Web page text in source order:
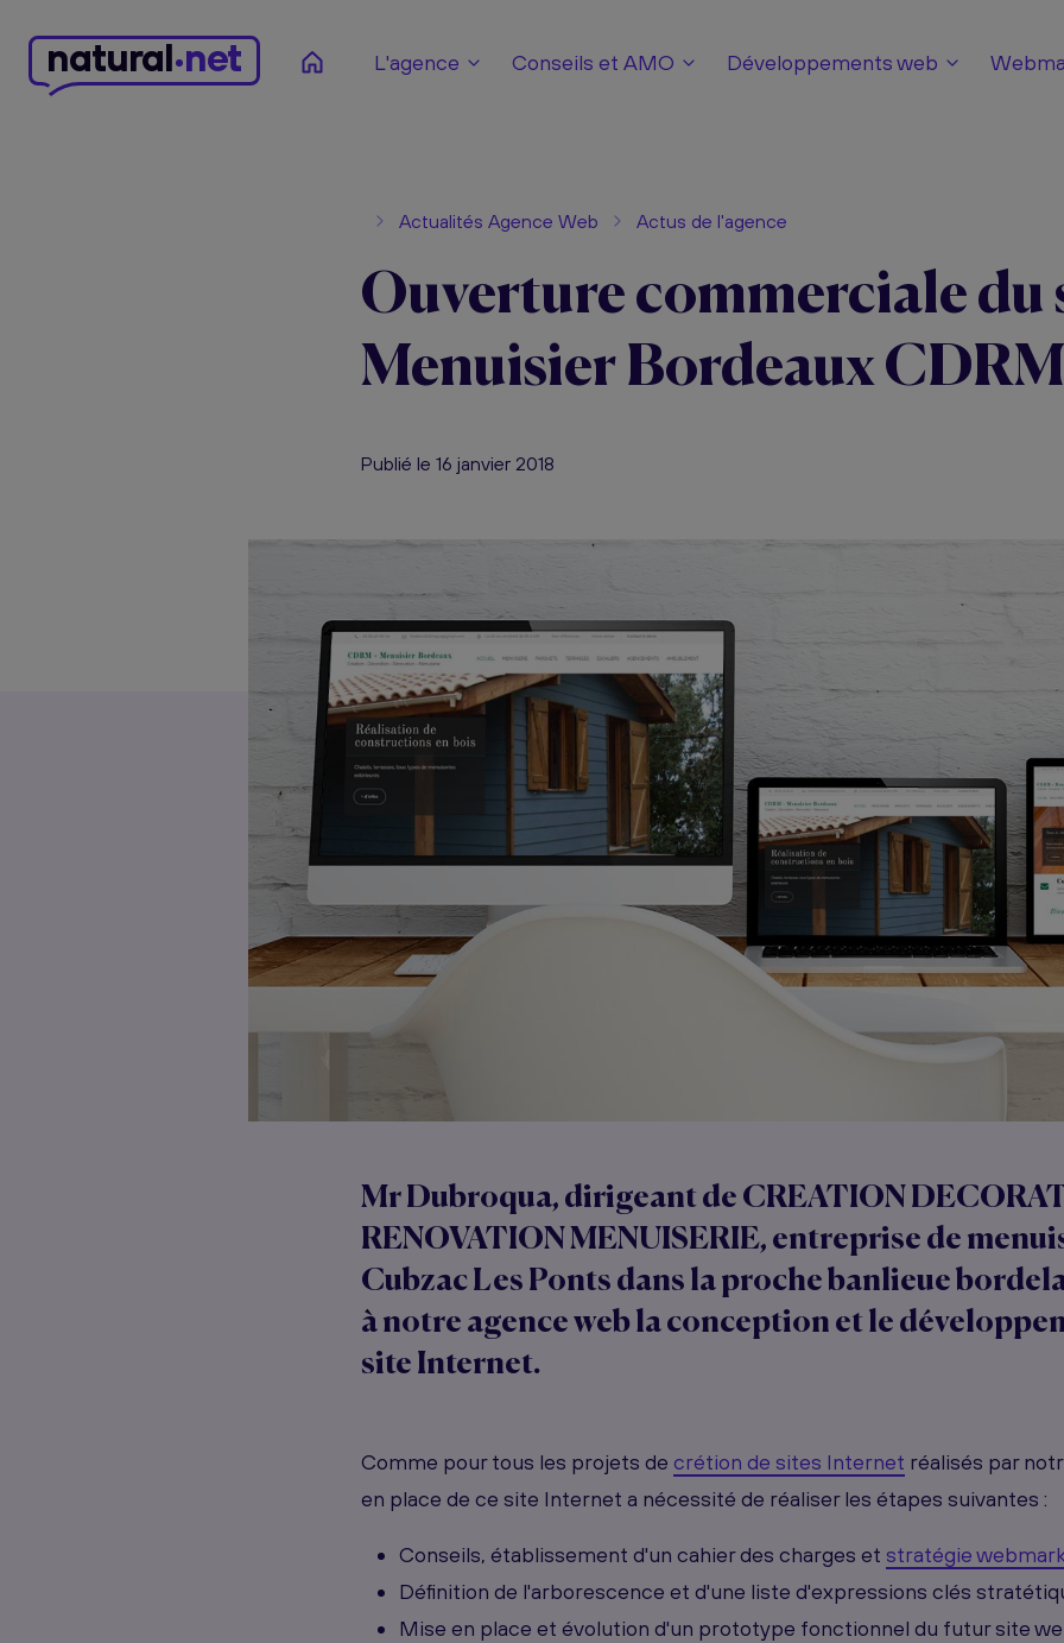
natural net L'agence Conseils et AMO Développements web
Actualités Agence Web Actus de l'agence
Ouverture commerciale du
Menuisier Bordeaux CDRM
Publié le 16 janvier 2018
Mr Dubroqua, dirigeant de CREATION
RENOVATION MENUISERIE, entreprise de
Cubzac Les Ponts dans la proche banlieue
à notre agence web la conception et le
site Internet.
Comme pour tous les projets de crétion de sites Internet réalisés par
en place de ce site Internet a nécessité de réaliser les étapes suivantes :
Conseils, établissement d'un cahier des charges et stratégie
Définition de l'arborescence et d'une liste d'expressions clés
Mise en place et évolution d'un prototype fonctionnel du futur site